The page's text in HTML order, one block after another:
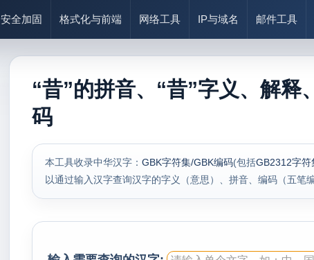
安全加固 格式化与前端 网络工具 IP与域名 邮件工具
“昔”的拼音、“昔”字义、解
码
本工具收录中华汉字： GBK字符集/GBK编码(包括GB2312字符
以通过输入汉字查询汉字的字义（意思）、拼音、编码（五笔